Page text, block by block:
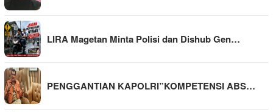
LIRA Magetan Minta Polisi dan Dishub Gen…
PENGGANTIAN KAPOLRI”KOMPETENSI ABS…